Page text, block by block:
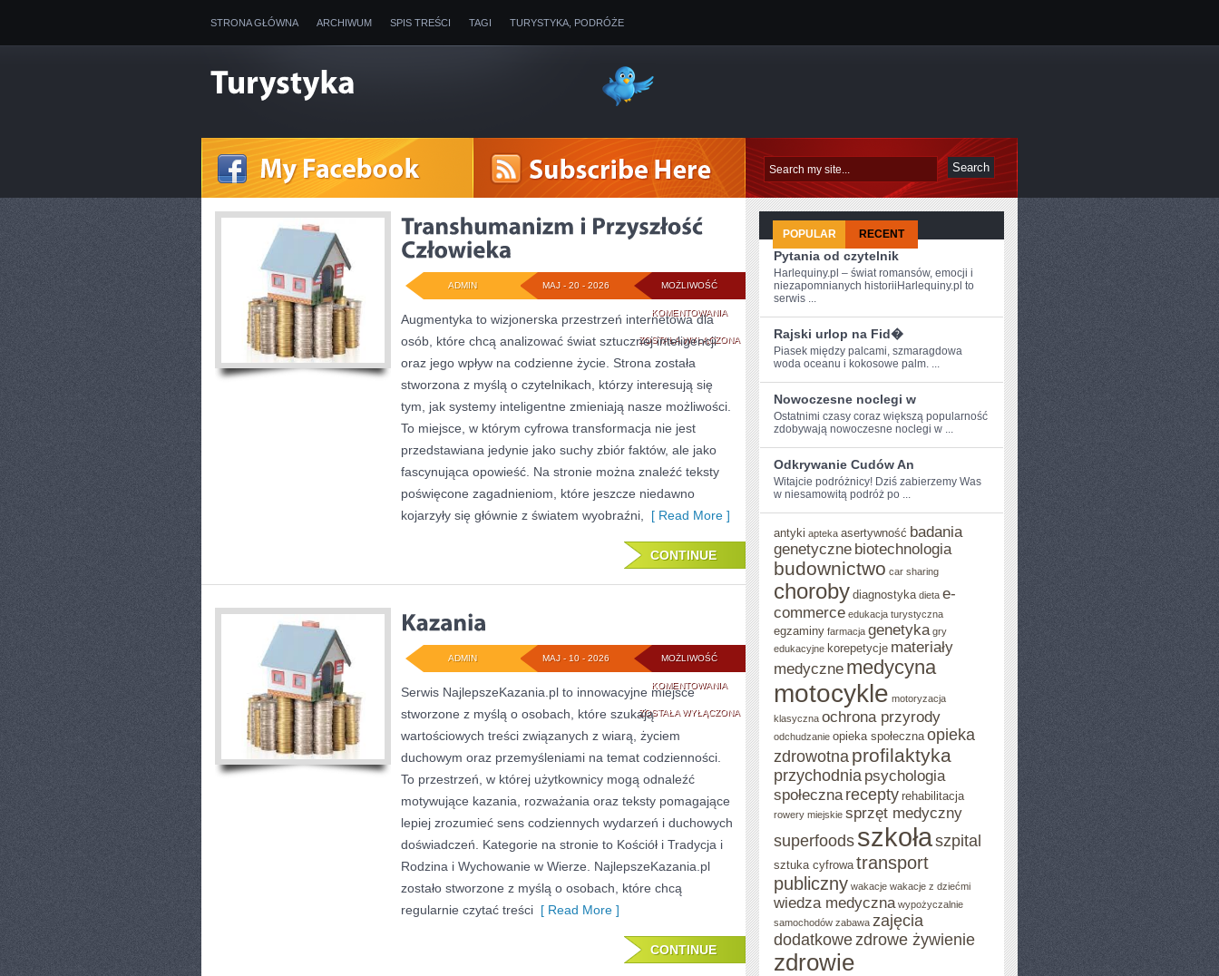
STRONA GŁÓWNA ARCHIWUM SPIS TREŚCI TAGI TURYSTYKA, PODRÓŻE
MOŻLIWOŚĆ
KOMENTOWANIATRANSHUMANIZM
I
PRZYSZŁOŚĆ
CZŁOWIEKA
ZOSTAŁA WYŁĄCZONA
MAJ - 20 - 2026
ADMIN
Augmentyka to wizjonerska przestrzeń internetowa dla
osób, które chcą analizować świat sztucznej inteligencji
oraz jego wpływ na codzienne życie. Strona została
stworzona z myślą o czytelnikach, którzy interesują się
tym, jak systemy inteligentne zmieniają nasze możliwości.
To miejsce, w którym cyfrowa transformacja nie jest
przedstawiana jedynie jako suchy zbiór faktów, ale jako
fascynująca opowieść. Na stronie można znaleźć teksty
poświęcone zagadnieniom, które jeszcze niedawno
kojarzyły się głównie z światem wyobraźni,
[ Read More ]
CONTINUE
MOŻLIWOŚĆ
KOMENTOWANIAKAZANIA
ZOSTAŁA WYŁĄCZONA
MAJ - 10 - 2026
ADMIN
Serwis NajlepszeKazania.pl to innowacyjne miejsce
stworzone z myślą o osobach, które szukają
wartościowych treści związanych z wiarą, życiem
duchowym oraz przemyśleniami na temat codzienności.
To przestrzeń, w której użytkownicy mogą odnaleźć
motywujące kazania, rozważania oraz teksty pomagające
lepiej zrozumieć sens codziennych wydarzeń i duchowych
doświadczeń. Kategorie na stronie to Kościół i Tradycja i
Rodzina i Wychowanie w Wierze. NajlepszeKazania.pl
zostało stworzone z myślą o osobach, które chcą
regularnie czytać treści [ Read More ]
CONTINUE
POPULAR RECENT
Pytania od czytelnik
Harlequiny.pl – świat romansów, emocji i
niezapomnianych historiiHarlequiny.pl to
serwis ...
Rajski urlop na Fid�
Piasek między palcami,⁢ szmaragdowa
woda‌ oceanu i ⁢kokosowe ⁤palm.​ ...
Nowoczesne noclegi w
Ostatnimi czasy coraz większą popularność
zdobywają nowoczesne noclegi w ...
Odkrywanie Cudów An
Witajcie podróżnicy! Dziś ​zabierzemy ‍Was‌
w⁢ niesamowitą ⁢podróż po ...
antyki apteka asertywność badania
genetyczne biotechnologia
budownictwo car sharing
choroby diagnostyka dieta e-
commerce edukacja turystyczna
egzaminy farmacja genetyka gry
edukacyjne korepetycje materiały
medyczne medycyna
motocykle motoryzacja
klasyczna ochrona przyrody
odchudzanie opieka społeczna opieka
zdrowotna profilaktyka
przychodnia psychologia
społeczna recepty rehabilitacja
rowery miejskie sprzęt medyczny
superfoods szkołaszpital
sztuka cyfrowa transport
publiczny wakacje wakacje z dziećmi
wiedza medyczna wypożyczalnie
samochodów zabawa zajęcia
dodatkowezdrowe żywienie
zdrowie